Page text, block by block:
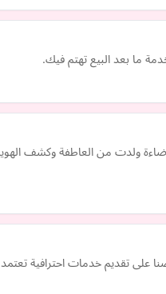
بصنع أفكار وحلول مبتكرة لتصميم الإضاءة ولدت
على تقديم خدمات احترافية